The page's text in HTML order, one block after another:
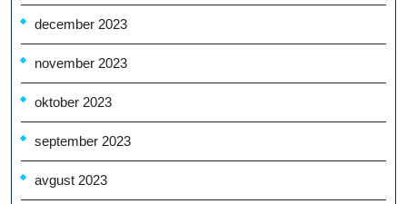
december 2023
november 2023
oktober 2023
september 2023
avgust 2023